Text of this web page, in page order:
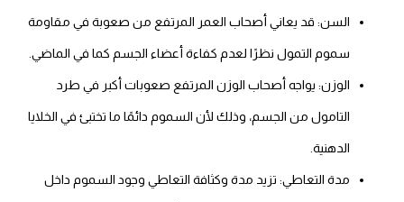
السن: قد يعاني أصحاب العمر المرتفع من صعوبة في مقاومة
سموم التمول نظرًا لعدم كفاءة أعضاء الجسم كما في الماضي.
الوزن: يواجه أصحاب الوزن المرتفع صعوبات أكبر في طرد
التامول من الجسم، وذلك لأن السموم دائمًا ما تختبئ في الخلايا
الدهنية.
مدة التعاطي: تزيد مدة وكثافة التعاطي وجود السموم داخل